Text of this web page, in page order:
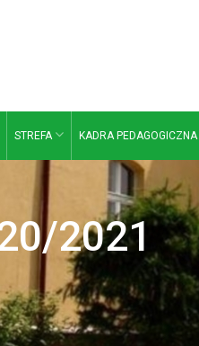
STREFA KADRA PEDAGOGICZNA
2021